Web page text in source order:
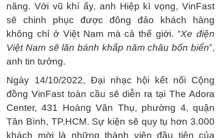
năng. Với vũ khí ấy, anh Hiệp kì vọng, VinFast
sẽ chinh phục được đông đảo khách hàng
không chỉ ở Việt Nam mà cả thế giới. “Xe điện
Việt Nam sẽ lăn bánh khắp năm châu bốn biển”,
anh tin tưởng.
Ngày 14/10/2022, Đại nhạc hội kết nối Cộng
đồng VinFast toàn cầu sẽ diễn ra tại The Adora
Center, 431 Hoàng Văn Thụ, phường 4, quận
Tân Bình, TP.HCM. Sự kiện sẽ quy tụ hơn 3.000
khách mời là những thành viên đầu tiên của